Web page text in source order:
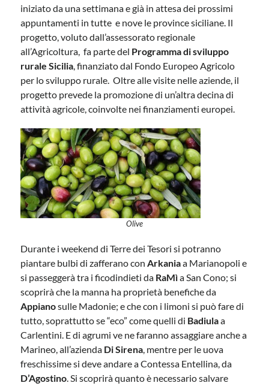
iniziato da una settimana e già in attesa dei prossimi
appuntamenti in tutte e nove le province siciliane. Il
progetto, voluto dall’assessorato regionale
all’Agricoltura, fa parte del Programma di sviluppo
rurale Sicilia, finanziato dal Fondo Europeo Agricolo
per lo sviluppo rurale. Oltre alle visite nelle aziende, il
progetto prevede la promozione di un’altra decina di
attività agricole, coinvolte nei finanziamenti europei.
Olive
Durante i weekend di Terre dei Tesori si potranno
piantare bulbi di zafferano conArkaniaa Marianopoli e
si passeggerà tra i ficodindieti da RaMìa San Cono; si
scoprirà che la manna ha proprietà benefiche da
Appianosulle Madonie; e che con i limoni si può fare di
tutto, soprattutto se “eco” come quelli di Badiulaa
Carlentini. E di agrumi ve ne faranno assaggiare anche a
Marineo, all’azienda Di Sirena, mentre per le uova
freschissime si deve andare a Contessa Entellina, da
D’Agostino. Si scoprirà quanto è necessario salvare